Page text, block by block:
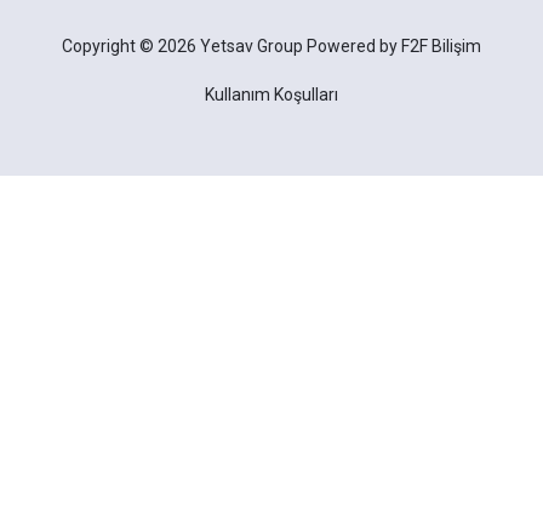
Copyright © 2026 Yetsav Group Powered by F2F Bilişim
Kullanım Koşulları